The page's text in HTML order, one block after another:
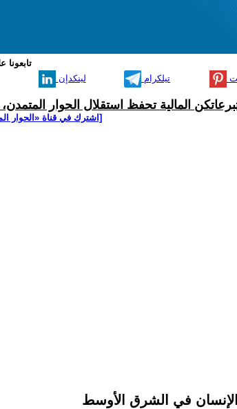
تابعونا
لينكدإن تيلكرام
المالية تحفظ استقلال الحوار
[اشترك في قناة ‫«الحوار
في الشرق الأوسط